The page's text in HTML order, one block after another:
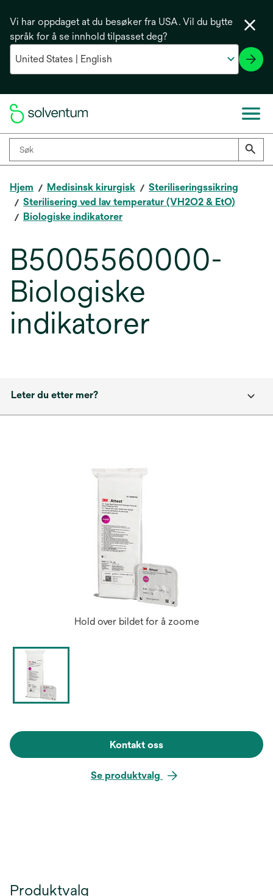
Vi har oppdaget at du besøker fra USA. Vil du bytte
språk for å se innhold tilpasset deg?
Hjem Medisinsk kirurgisk
Steriliseringssikring
Sterilisering ved lav temperatur (VH2O2 & EtO)
Biologiske indikatorer
B5005560000-
Biologiske
indikatorer
Leter du etter mer?
Hold over bildet for å zoome
Kontakt oss
Se produktvalg
Produktvalg